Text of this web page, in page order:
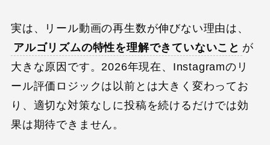
実は、リール動画の再生数が伸びない理由は、
アルゴリズムの特性を理解できていないこと が
大きな原因です。2026年現在、Instagramのリ
ール評価ロジックは以前とは大きく変わってお
り、適切な対策なしに投稿を続けるだけでは効
果は期待できません。